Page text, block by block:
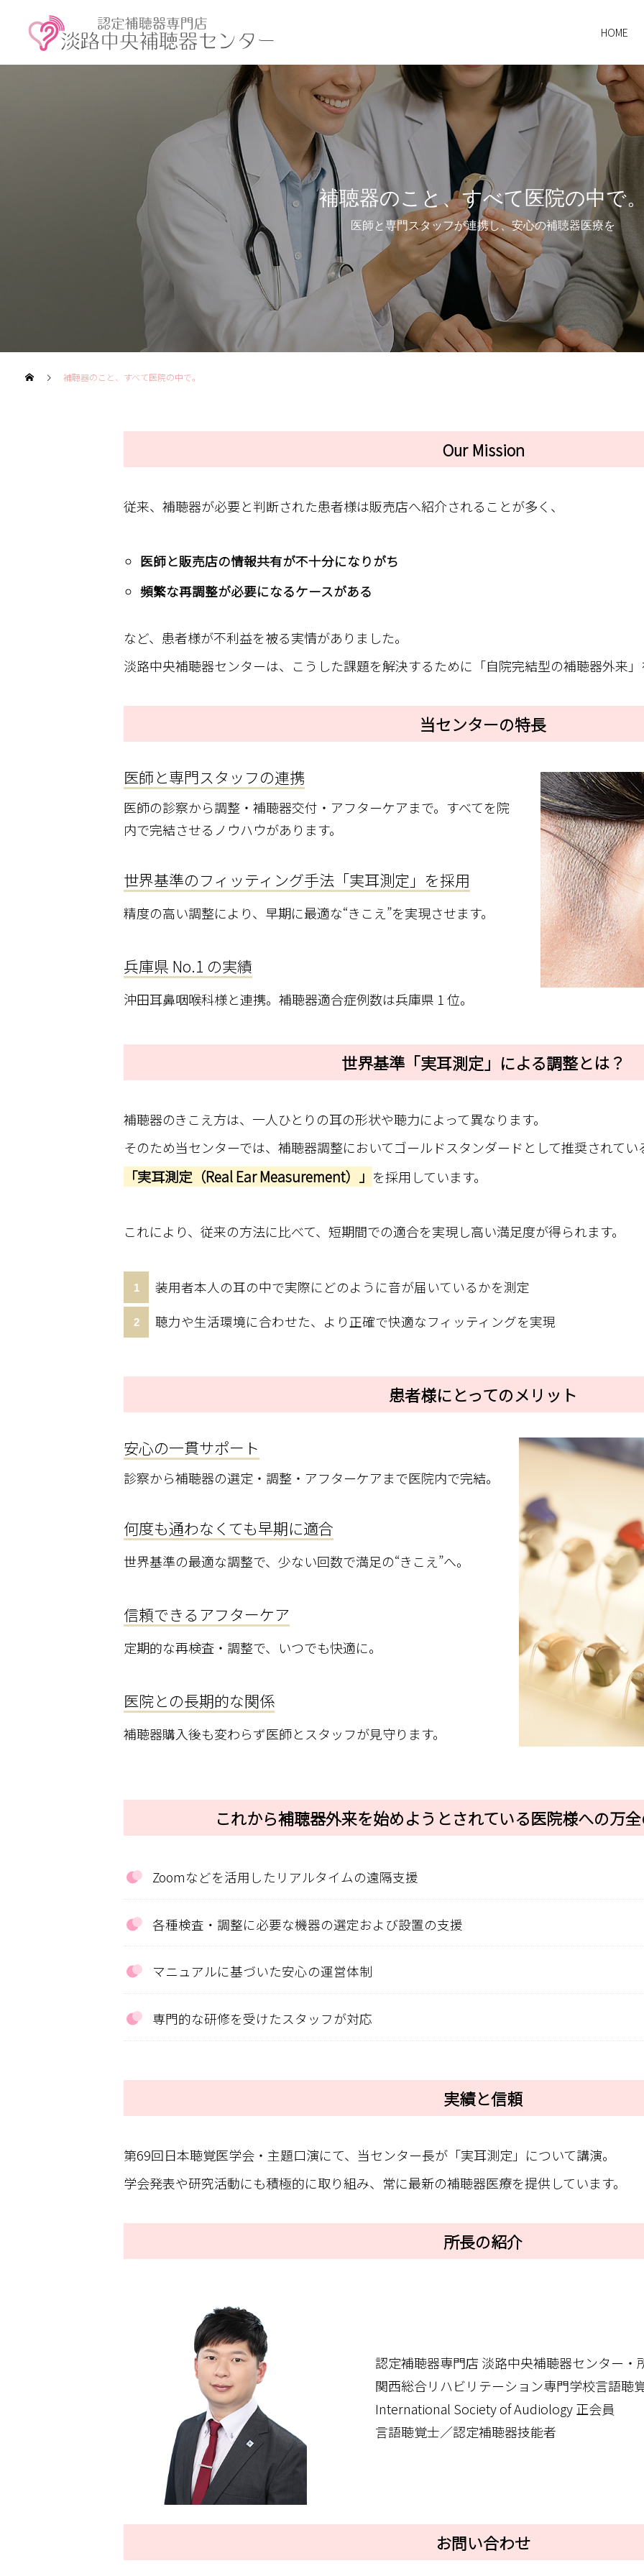
HOME
補聴器のこと、すべて医院の中で
医師と専門スタッフが連携し、安心の補聴器医療を
補聴器のこと、すべて医院の中で。
Our Mission
従来、補聴器が必要と判断された患者様は販売店へ紹介されることが多く、
医師と販売店の情報共有が不十分になりがち
頻繁な再調整が必要になるケースがある
など、患者様が不利益を被る実情がありました。
淡路中央補聴器センターは、こうした課題を解決するために「自院完結型の補聴器外来
当センターの特長
医師と専門スタッフの連携
医師の診察から調整・補聴器交付・アフターケアまで。すべてを院
内で完結させるノウハウがあります。
世界基準のフィッティング手法「実耳測定」を採用
精度の高い調整により、早期に最適な“きこえ”を実現させます。
兵庫県 No.1 の実績
沖田耳鼻咽喉科様と連携。補聴器適合症例数は兵庫県 1 位。
世界基準「実耳測定」による調整とは？
補聴器のきこえ方は、一人ひとりの耳の形状や聴力によって異なります。
そのため当センターでは、補聴器調整においてゴールドスタンダードとして推奨されてい
「実耳測定（Real Ear Measurement）」 を採用しています。
これにより、従来の方法に比べて、短期間での適合を実現し高い満足度が得られます。
装用者本人の耳の中で実際にどのように音が届いているかを測定
聴力や生活環境に合わせた、より正確で快適なフィッティングを実現
患者様にとってのメリット
安心の一貫サポート
診察から補聴器の選定・調整・アフターケアまで医院内で完結。
何度も通わなくても早期に適合
世界基準の最適な調整で、少ない回数で満足の“きこえ”へ。
信頼できるアフターケア
定期的な再検査・調整で、いつでも快適に。
医院との長期的な関係
補聴器購入後も変わらず医師とスタッフが見守ります。
これから補聴器外来を始めようとされている医院様への万
Zoomなどを活用したリアルタイムの遠隔支援
各種検査・調整に必要な機器の選定および設置の支援
マニュアルに基づいた安心の運営体制
専門的な研修を受けたスタッフが対応
実績と信頼
第69回日本聴覚医学会・主題口演にて、当センター長が「実耳測定」について講演。
学会発表や研究活動にも積極的に取り組み、常に最新の補聴器医療を提供しています。
所長の紹介
認定補聴器専門店 淡路中央補聴器センター・
関西総合リハビリテーション専門学校言語聴
International Society of Audiology 正会員
言語聴覚士／認定補聴器技能者
お問い合わせ